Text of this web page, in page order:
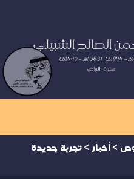
> أخبار > تجربة جديدة